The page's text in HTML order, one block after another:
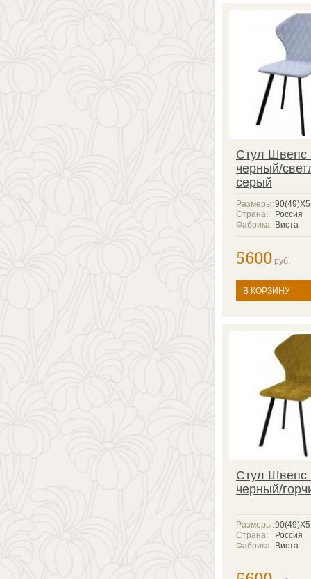
Стул Швепс
черный/
серый
Размеры:
Россия
Страна:
Виста
Фабрика:
5600 руб.
В КОРЗИНУ
Стул Швепс
черный/
Размеры:
Россия
Страна:
Виста
Фабрика: